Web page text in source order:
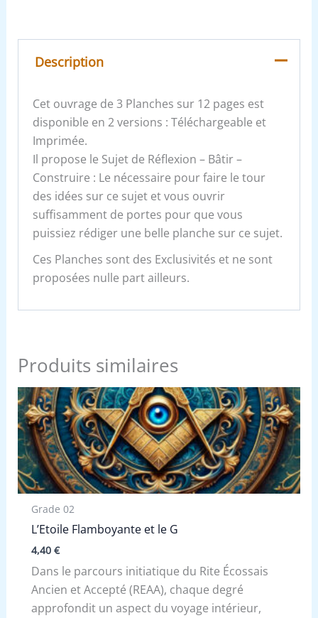
Description
Cet ouvrage de 3 Planches sur 12 pages est
disponible en 2 versions : Téléchargeable et
Imprimée.
Il propose le Sujet de Réflexion – Bâtir –
Construire : Le nécessaire pour faire le tour
des idées sur ce sujet et vous ouvrir
suffisamment de portes pour que vous
puissiez rédiger une belle planche sur ce sujet.
Ces Planches sont des Exclusivités et ne sont
proposées nulle part ailleurs.
Produits similaires
Grade 02
L’Etoile Flamboyante et le G
4,40 €
Dans le parcours initiatique du Rite Écossais
Ancien et Accepté (REAA), chaque degré
approfondit un aspect du voyage intérieur,